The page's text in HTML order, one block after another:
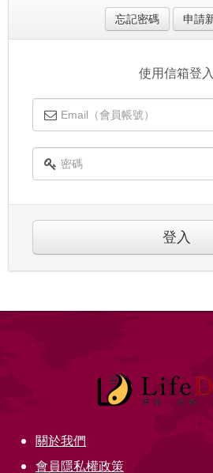
忘記密碼 申請
使用信箱登入
登入
關於我們
會員隱私權政策